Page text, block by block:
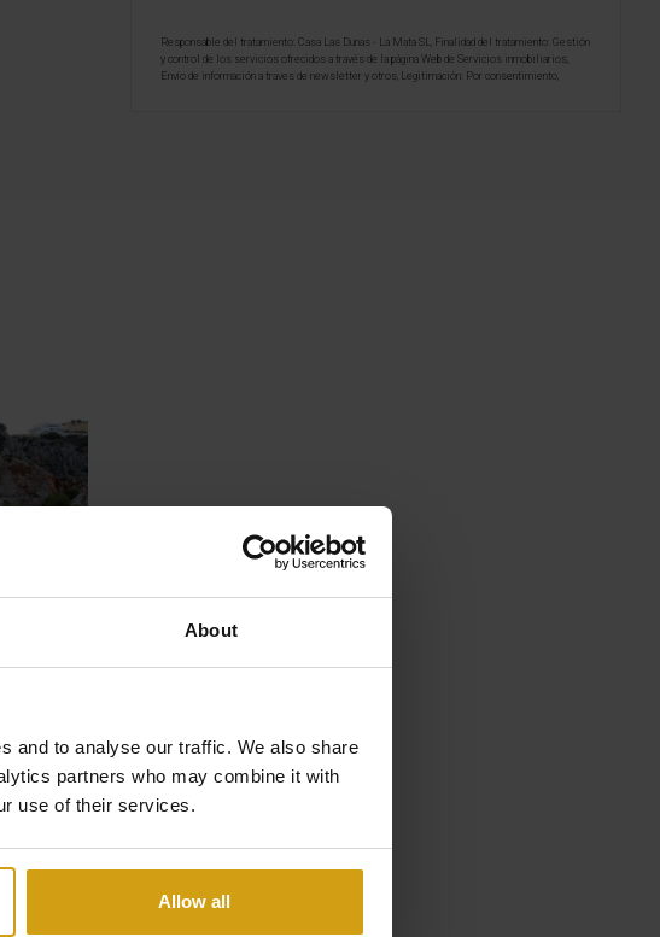
About
and to analyse our traffic. We also share
partners who may combine it with
use of their services.
Allow all
Responsable del tratamiento: Casa Las Dunas - La Mata SL, Finalidad del tratamiento: Gestión
y control de los servicios ofrecidos a través de la página Web de Servicios inmobiliarios,
Envío de información a traves de newsletter y otros, Legitimación: Por consentimiento,
sich an einem der einzigartigsten
und das Meer. Da die
möglicher Käufer kann sich selbst